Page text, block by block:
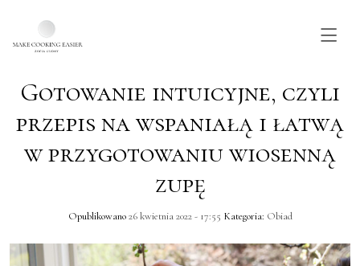
Skip to main content
Gotowanie intuicyjne, czyli
przepis na wspaniałą i łatwą
w przygotowaniu wiosenną
zupę
Opublikowano26 kwietnia 2022 - 17:55 Kategoria: Obiad